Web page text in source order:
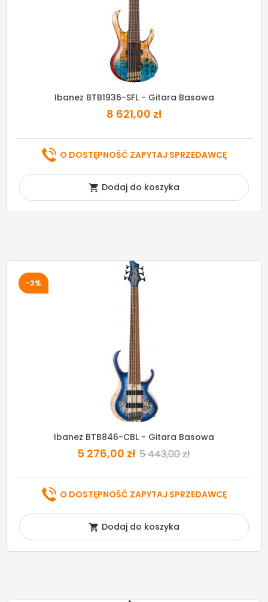
Ibanez BTB1936-SFL - Gitara Basowa
8 621,00 zł
O DOSTĘPNOŚĆ ZAPYTAJ SPRZEDAWCĘ
 Dodaj do koszyka
-3%
Ibanez BTB846-CBL - Gitara Basowa
5 276,00 zł 5 443,00 zł
O DOSTĘPNOŚĆ ZAPYTAJ SPRZEDAWCĘ
 Dodaj do koszyka